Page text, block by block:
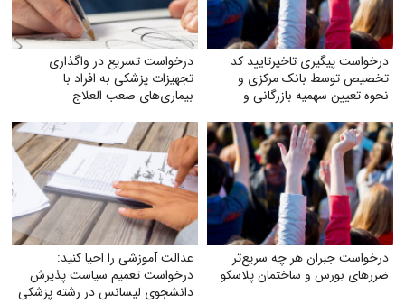
درخواست پیگیری تاخیرتایید کد
تخصیص توسط بانک مرکزی و
نحوه تعیین سهمیه بازرگانی و
درخواست تسریع در واگذاری
تجهیزات پزشکی به افراد با
بیماری‌های صعب العلاج
درخواست جبران هر چه سریع‌تر
ضررهای بورس و ساختمان پلاسکو
عدالت آموزشی را احیا کنید:
درخواست تعمیم سیاست پذیرش
دانشجوی لیسانس در رشته پزشکی